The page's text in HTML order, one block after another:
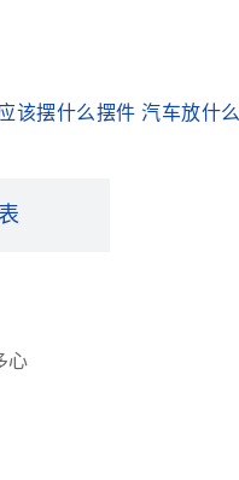
该摆什么摆件 汽车放什
心